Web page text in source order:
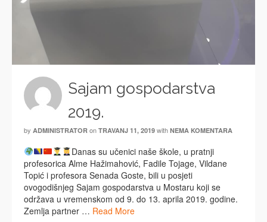
Sajam gospodarstva
2019.
by ADMINISTRATOR on TRAVANJ 11, 2019 with NEMA KOMENTARA
Danas su učenici naše škole, u pratnji
profesorica Alme Hažimahović, Fadile Tojage, Vildane
Topić i profesora Senada Goste, bili u posjeti
ovogodišnjeg Sajam gospodarstva u Mostaru koji se
održava u vremenskom od 9. do 13. aprila 2019. godine.
Zemlja partner … Read More